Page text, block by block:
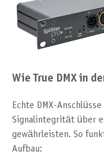
Wie True DMX in
Echte DMX-
Signalintegrität über
gewährleisten. So
Aufbau: